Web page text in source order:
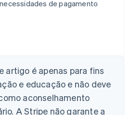
de pagamento
artigo é apenas para fins
e educação e não deve
aconselhamento
A Stripe não garante a